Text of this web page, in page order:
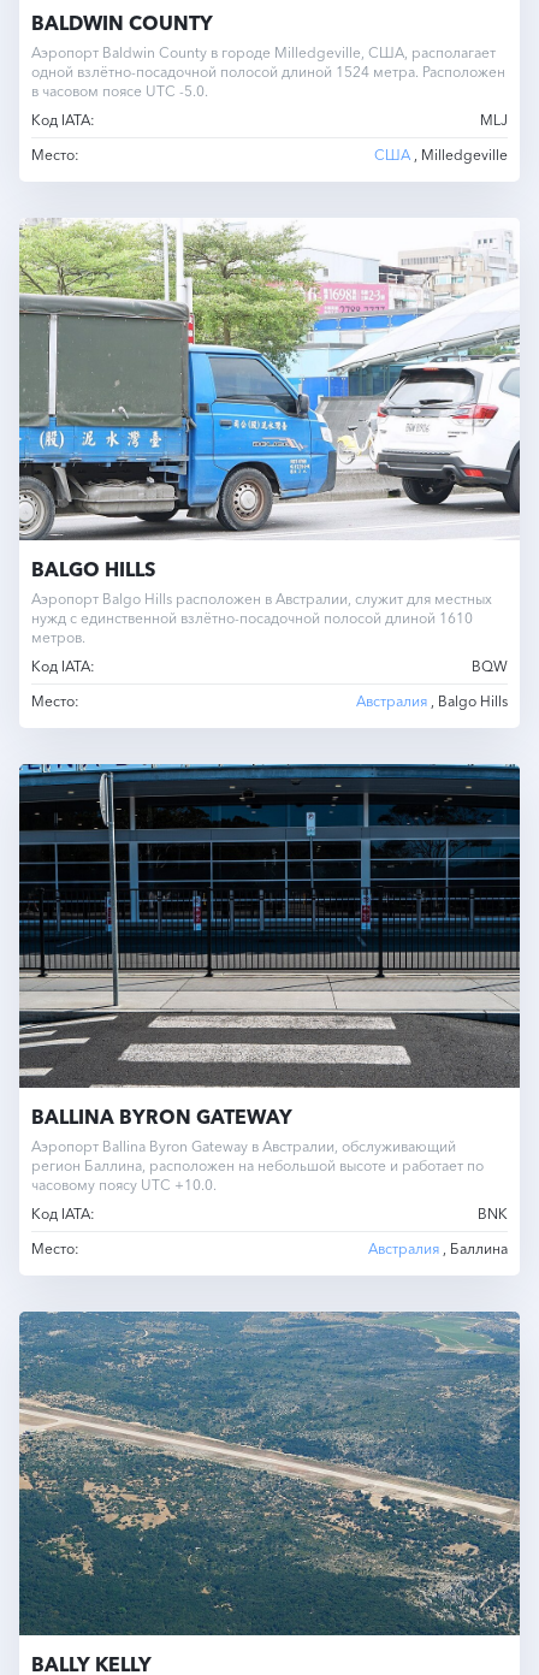
BALDWIN COUNTY
Аэропорт Baldwin County в городе Milledgeville, США, располагает
одной взлётно-посадочной полосой длиной 1524 метра. Расположен
в часовом поясе UTC -5.0.
Код IATA:
MLJ
Место:
США , Milledgeville
BALGO HILLS
Аэропорт Balgo Hills расположен в Австралии, служит для местных
нужд с единственной взлётно-посадочной полосой длиной 1610
метров.
Код IATA:
BQW
Место:
Австралия , Balgo Hills
BALLINA BYRON GATEWAY
Аэропорт Ballina Byron Gateway в Австралии, обслуживающий
регион Баллина, расположен на небольшой высоте и работает по
часовому поясу UTC +10.0.
Код IATA:
BNK
Место:
Австралия , Баллина
BALLY KELLY